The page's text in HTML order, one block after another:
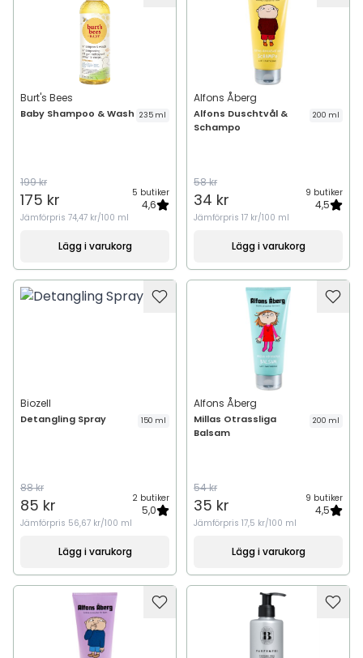
Burt's Bees
Baby Shampoo & Wash 235 ml
199 kr
175 kr 5 butiker
4,6
Jämförpris 74,47 kr/100 ml
Lägg i varukorg
Alfons Åberg
Alfons Duschtvål &
Schampo
200 ml
58 kr
34 kr 9 butiker
4,5
Jämförpris 17 kr/100 ml
Lägg i varukorg
Biozell
Detangling Spray 150 ml
88 kr
85 kr 2 butiker
5,0
Jämförpris 56,67 kr/100 ml
Lägg i varukorg
Alfons Åberg
Millas Otrassliga
Balsam
200 ml
54 kr
35 kr 9 butiker
4,5
Jämförpris 17,5 kr/100 ml
Lägg i varukorg